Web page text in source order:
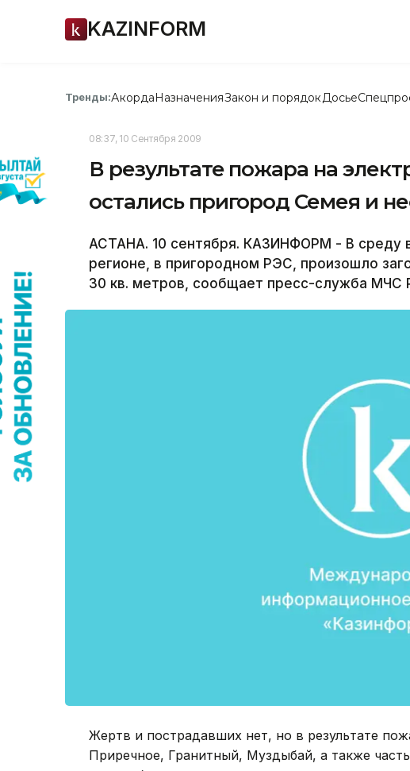
KAZINFORM
Тренды:АкордаНазначенияЗакон и порядок Досье
08:37, 10 Сентября 2009
В результате пожара на
остались пригород Семея и
АСТАНА. 10 сентября. КАЗИНФОРМ - В среду
регионе, в пригородном РЭС, произошло
30 кв. метров, сообщает пресс-служба МЧС
Жертв и пострадавших нет, но в результате
Приречное, Гранитный, Муздыбай, а также